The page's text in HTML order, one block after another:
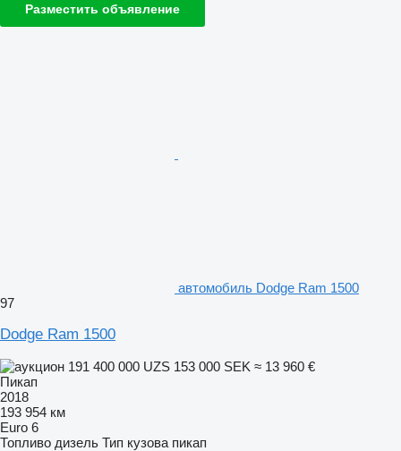
Разместить объявление
автомобиль Dodge Ram 1500
97
Dodge Ram 1500
191 400 000 UZS 153 000 SEK ≈ 13 960 €
Пикап
2018
193 954 км
Euro 6
Топливо дизель Тип кузова пикап